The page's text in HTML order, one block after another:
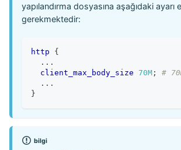
yapılandırma dosyasına aşağıdaki ayarı
gerekmektedir:
http
{
  ...
client_max_body_size 70M ;
#
  ...
}
bilgi